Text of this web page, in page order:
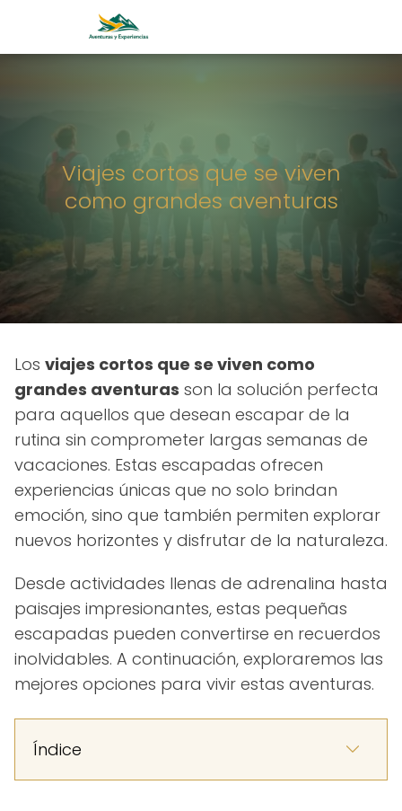
Viajes cortos que se viven
como grandes aventuras
Los viajes cortos que se viven como
grandes aventuras son la solución perfecta
para aquellos que desean escapar de la
rutina sin comprometer largas semanas de
vacaciones. Estas escapadas ofrecen
experiencias únicas que no solo brindan
emoción, sino que también permiten explorar
nuevos horizontes y disfrutar de la naturaleza.
Desde actividades llenas de adrenalina hasta
paisajes impresionantes, estas pequeñas
escapadas pueden convertirse en recuerdos
inolvidables. A continuación, exploraremos las
mejores opciones para vivir estas aventuras.
Índice